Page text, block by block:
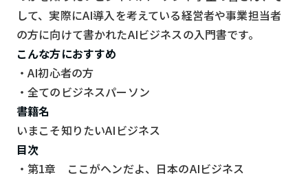
して、実際にAI導入を考えている経営者や事業担当者
の方に向けて書かれたAIビジネスの入門書です。
こんな方におすすめ
・AI初心者の方
・全てのビジネスパーソン
書籍名
いまこそ知りたいAIビジネス
目次
・第1章 ここがヘンだよ、日本のAIビジネス